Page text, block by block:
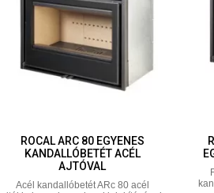
ROCAL ARC 80 EGYENES
KANDALLÓBETÉT ACÉL
AJTÓVAL
Acél kandallóbetét ARc 80 acél